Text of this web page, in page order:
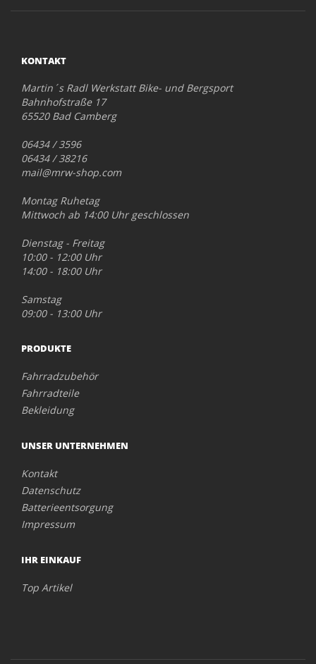
KONTAKT
Martin´s Radl Werkstatt Bike- und Bergsport
Bahnhofstraße 17
65520 Bad Camberg
06434 / 3596
06434 / 38216
mail@mrw-shop.com
Montag Ruhetag
Mittwoch ab 14:00 Uhr geschlossen
Dienstag - Freitag
10:00 - 12:00 Uhr
14:00 - 18:00 Uhr
Samstag
09:00 - 13:00 Uhr
PRODUKTE
Fahrradzubehör
Fahrradteile
Bekleidung
UNSER UNTERNEHMEN
Kontakt
Datenschutz
Batterieentsorgung
Impressum
IHR EINKAUF
Top Artikel